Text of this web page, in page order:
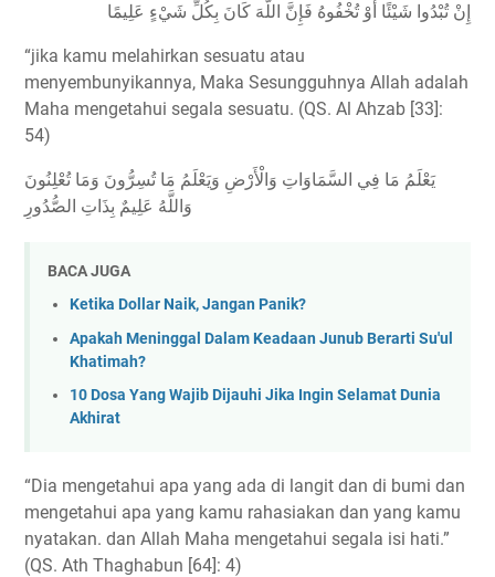
إِنْ تُبْدُوا شَيْئًا أَوْ تُخْفُوهُ فَإِنَّ اللَّهَ كَانَ بِكُلِّ شَيْءٍ عَلِيمًا
“jika kamu melahirkan sesuatu atau
menyembunyikannya, Maka Sesungguhnya Allah adalah
Maha mengetahui segala sesuatu. (QS. Al Ahzab [33]:
54)
يَعْلَمُ مَا فِي السَّمَاوَاتِ وَالْأَرْضِ وَيَعْلَمُ مَا تُسِرُّونَ وَمَا تُعْلِنُونَ
وَاللَّهُ عَلِيمٌ بِذَاتِ الصُّدُورِ
BACA JUGA
Ketika Dollar Naik, Jangan Panik?
Apakah Meninggal Dalam Keadaan Junub Berarti Su'ul
Khatimah?
10 Dosa Yang Wajib Dijauhi Jika Ingin Selamat Dunia
Akhirat
“Dia mengetahui apa yang ada di langit dan di bumi dan
mengetahui apa yang kamu rahasiakan dan yang kamu
nyatakan. dan Allah Maha mengetahui segala isi hati.”
(QS. Ath Thaghabun [64]: 4)